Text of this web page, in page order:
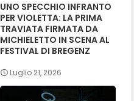
UNO SPECCHIO INFRANTO
PER VIOLETTA: LA PRIMA
TRAVIATA FIRMATA DA
MICHIELETTO IN SCENA AL
FESTIVAL DI BREGENZ
Luglio 21, 2026